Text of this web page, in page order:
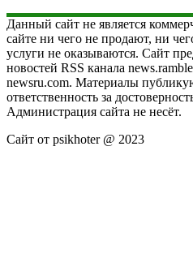
Данный сайт не является
сайте ни чего не продают, ни
услуги не оказываются. Сайт
новостей RSS канала
newsru.com. Материалы
ответственность за
Администрация сайта не несёт.
Сайт от psikhoter @ 2023